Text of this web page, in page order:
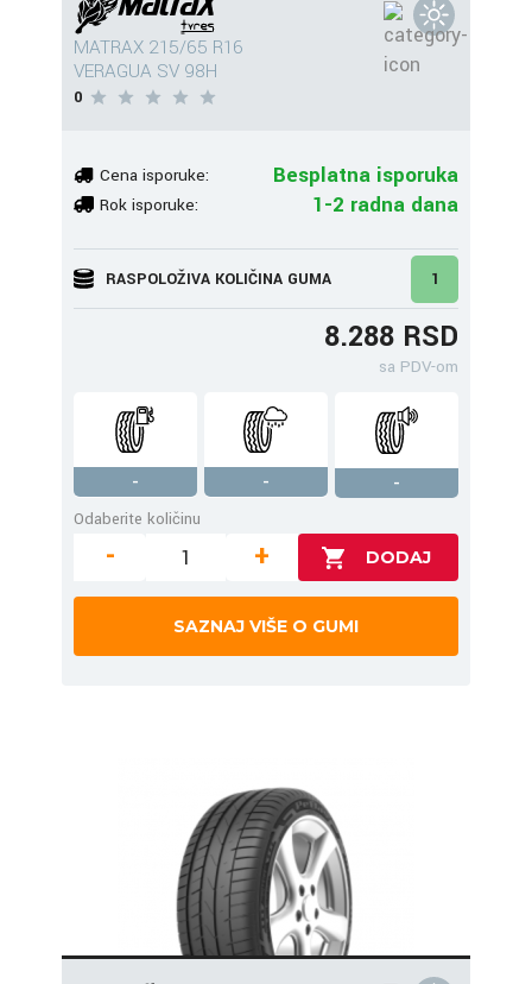
MATRAX 215/65 R16
VERAGUA SV 98H
0
Cena isporuke: Besplatna isporuka
Rok isporuke: 1-2 radna dana
RASPOLOŽIVA KOLIČINA GUMA 1
8.288 RSD
sa PDV-om
- -
-
Odaberite količinu
- +
SAZNAJ VIŠE O GUMI